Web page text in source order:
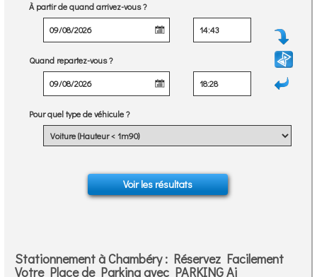
À partir de quand arrivez-vous ?
Quand repartez-vous ?
Pour quel type de véhicule ?
Stationnement à Chambéry : Réservez Facilement
Votre Place de Parking avec PARKING Ai